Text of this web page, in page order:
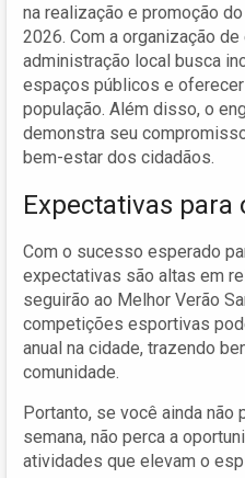
na realização e promoção
2026. Com a organização
administração local busca
espaços públicos e
população. Além disso, o
demonstra seu
bem-estar dos cidadãos.
Expectativas para
Com o sucesso esperado
expectativas são altas em
seguirão ao Melhor Verão
competições esportivas
anual na cidade, trazendo
comunidade.
Portanto, se você ainda não
semana, não perca a
atividades que elevam o